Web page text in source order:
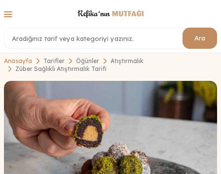
Ara
Anasayfa Tarifler Öğünler
Atıştırmalık
Züber Sağlıklı Atıştırmalık Tarifi